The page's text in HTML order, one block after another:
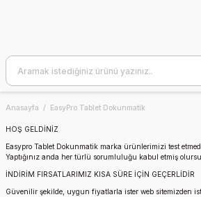
Anasayfa EasyPro Tablet Dokunmatik
HOŞ GELDİNİZ
Easypro Tablet Dokunmatik marka ürünlerimizi test
Yaptığınız anda her türlü sorumluluğu kabul etmiş
İNDİRİM FIRSATLARIMIZ KISA SÜRE İÇİN GEÇERLİDİR
Güvenilir şekilde, uygun fiyatlarla ister web sitemizden